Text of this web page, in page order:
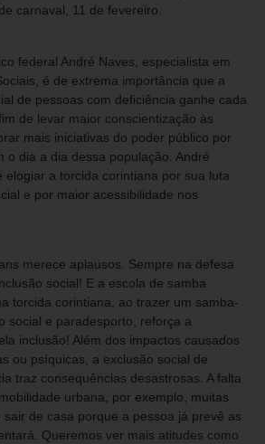
carnaval, 11 de fevereiro.
federal André Naves, especialista em
é de extrema importância que a
de pessoas com deficiência ganhe cada
de levar maior conscientização às
mais iniciativas do poder público por
o dia a dia dessa população. André
elogiar a torcida corintiana por sua luta
e por maior acessibilidade nos
merece aplausos. Sempre na defesa
social! E a escola de samba
torcida corintiana, ao trazer um samba-
social e paradesporto, reforça a
inclusão! Além dos impactos causados
ou psíquicas, a exclusão social de
traz consequências desastrosas. A falta
urbana, por exemplo, muitas
de casa porque a pessoa já prevê as
Queremos ver mais atitudes como